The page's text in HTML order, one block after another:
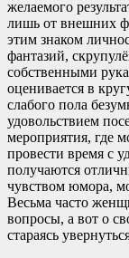
желаемого
лишь от внешних
этим знаком
фантазий,
собственными
оценивается в
слабого пола
удовольствием
мероприятия, где
провести время с
получаются
чувством юмора,
Весьма часто
вопросы, а вот о
стараясь